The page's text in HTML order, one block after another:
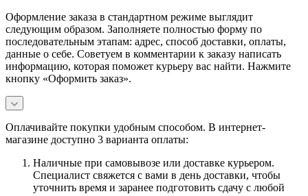
Оформление заказа в стандартном режиме выглядит
следующим образом. Заполняете полностью форму по
последовательным этапам: адрес, способ доставки, оплаты,
данные о себе. Советуем в комментарии к заказу написать
информацию, которая поможет курьеру вас найти. Нажмите
кнопку «Оформить заказ».
Оплачивайте покупки удобным способом. В интернет-
магазине доступно 3 варианта оплаты:
Наличные при самовывозе или доставке курьером.
Специалист свяжется с вами в день доставки, чтобы
уточнить время и заранее подготовить сдачу с любой